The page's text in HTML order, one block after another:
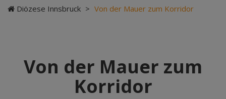
Diözese Innsbruck > Von der Mauer zum Korridor
Von der Mauer zum
Korridor